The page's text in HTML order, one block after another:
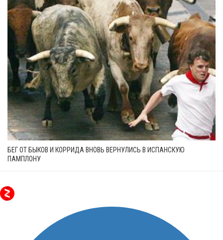
БЕГ ОТ БЫКОВ И КОРРИДА ВНОВЬ ВЕРНУЛИСЬ В ИСПАНСКУЮ
ПАМПЛОНУ